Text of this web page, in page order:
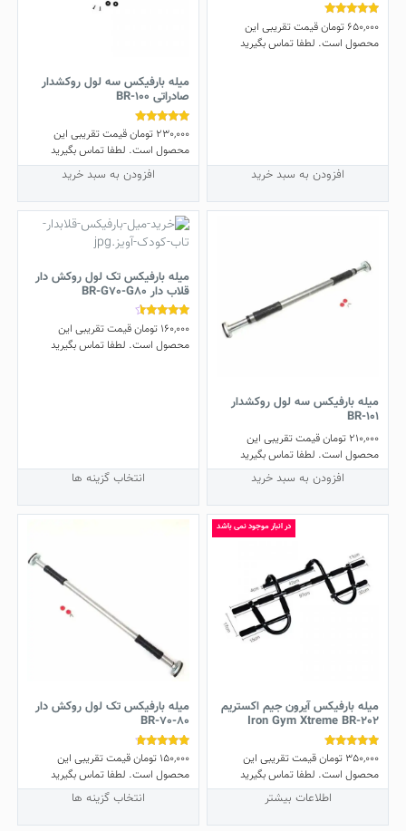
نمره
4.83
از 5
650,000 تومانقیمت تقریبی این
محصول است. لطفا تماس بگیرید
افزودن به سبد خرید
میله بارفیکس سه لول روکشدار
صادراتی BR-100
نمره
5.00
از 5
230,000 تومانقیمت تقریبی این
محصول است. لطفا تماس بگیرید
افزودن به سبد خرید
میله بارفیکس سه لول روکشدار
BR-101
210,000 تومانقیمت تقریبی این
محصول است. لطفا تماس بگیرید
افزودن به سبد خرید
میله بارفیکس تک لول روکش دار
قلاب دار BR-G70-G80
نمره
4.25
از 5
160,000 تومانقیمت تقریبی این
محصول است. لطفا تماس بگیرید
انتخاب گزینه ها
ها
در انبار موجود نمی باشد
میله بارفیکس آیرون جیم اکستریم
Iron Gym Xtreme BR-202
نمره
5.00
از 5
350,000 تومانقیمت تقریبی این
محصول است. لطفا تماس بگیرید
اطلاعات بیشتر
میله بارفیکس تک لول روکش دار
BR-70-80
نمره
4.50
از 5
150,000 تومانقیمت تقریبی این
محصول است. لطفا تماس بگیرید
انتخاب گزینه ها